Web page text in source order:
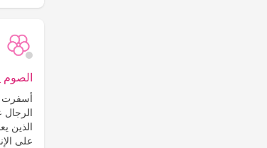
الصوم
أسفرت
الرجال
الذين
على